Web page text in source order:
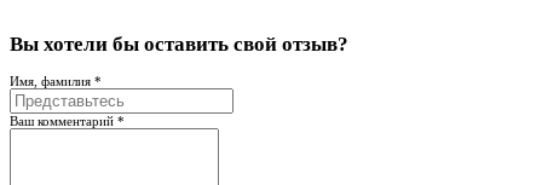
Вы хотели бы оставить свой отзыв?
Имя, фамилия *
Ваш комментарий *